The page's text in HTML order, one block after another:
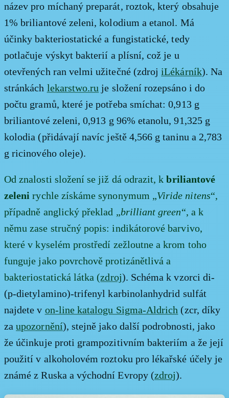
název pro míchaný preparát, roztok, který obsahuje
1% briliantové zeleni, kolodium a etanol. Má
účinky bakteriostatické a fungistatické, tedy
potlačuje výskyt bakterií a plísní, což je u
otevřených ran velmi užitečné (zdrojiLékárník). Na
stránkách lekarstwo.ru je složení rozepsáno i do
počtu gramů, které je potřeba smíchat: 0,913 g
briliantové zeleni, 0,913 g 96% etanolu, 91,325 g
kolodia (přidávají navíc ještě 4,566 g taninu a 2,783
g ricinového oleje).
Od znalosti složení se již dá odrazit, kbriliantové
zeleni rychle získáme synonymum „Viride nitens“,
případně anglický překlad „brilliant green“, a k
němu zase stručný popis: indikátorové barvivo,
které v kyselém prostředí zežloutne a krom toho
funguje jako povrchově protizánětlivá a
bakteriostatická látka (zdroj). Schéma k vzorci di-
(p-dietylamino)-trifenyl karbinolanhydrid sulfát
najdete v on-line katalogu Sigma-Aldrich (zcr, díky
zaupozornění), stejně jako další podrobnosti, jako
že účinkuje proti grampozitivním bakteriím a že její
použití v alkoholovém roztoku pro lékařské účely je
známé z Ruska a východní Evropy (zdroj).